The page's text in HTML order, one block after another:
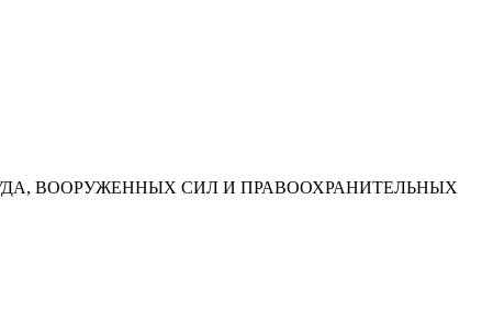
ВООРУЖЕННЫХ СИЛ И ПРАВООХРАНИТЕЛЬНЫХ